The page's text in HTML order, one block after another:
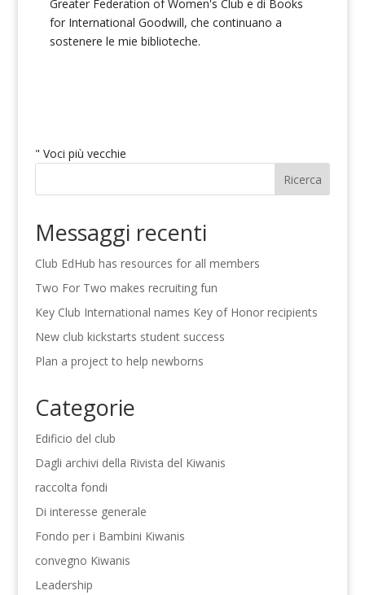
Greater Federation of Women's Club e di Books
for International Goodwill, che continuano a
sostenere le mie biblioteche.
" Voci più vecchie
Ricerca
Messaggi recenti
Club EdHub has resources for all members
Two For Two makes recruiting fun
Key Club International names Key of Honor recipients
New club kickstarts student success
Plan a project to help newborns
Categorie
Edificio del club
Dagli archivi della Rivista del Kiwanis
raccolta fondi
Di interesse generale
Fondo per i Bambini Kiwanis
convegno Kiwanis
Leadership